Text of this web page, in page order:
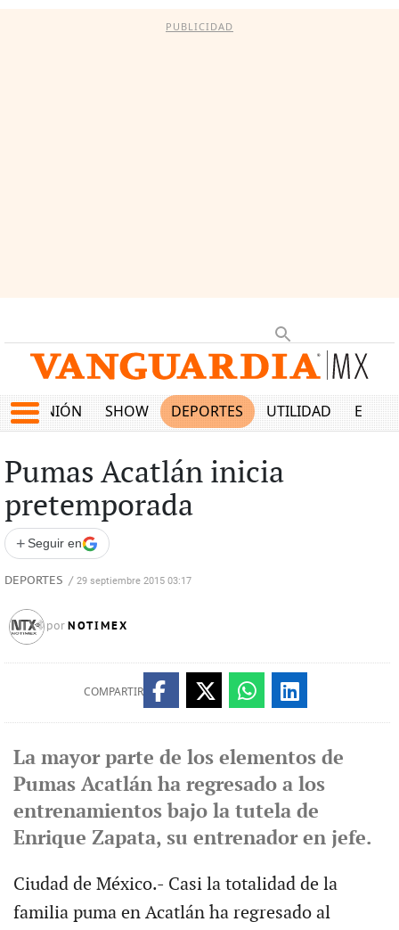
PUBLICIDAD
OPINIÓN SHOW DEPORTES UTILIDAD
Pumas Acatlán inicia
pretemporada
+ Seguir en
DEPORTES / 29 septiembre 2015 03:17
por NOTIMEX
COMPARTIR
La mayor parte de los elementos de
Pumas Acatlán ha regresado a los
entrenamientos bajo la tutela de
Enrique Zapata, su entrenador en jefe.
Ciudad de México.- Casi la totalidad de la
familia puma en Acatlán ha regresado al